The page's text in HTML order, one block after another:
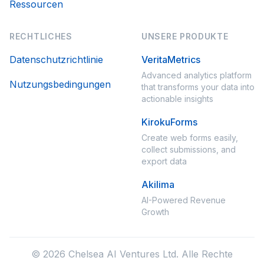
Ressourcen
RECHTLICHES
Datenschutzrichtlinie
Nutzungsbedingungen
UNSERE PRODUKTE
VeritaMetrics
Advanced analytics platform
that transforms your data into
actionable insights
KirokuForms
Create web forms easily,
collect submissions, and
export data
Akilima
AI-Powered Revenue
Growth
© 2026 Chelsea AI Ventures Ltd. Alle Rechte